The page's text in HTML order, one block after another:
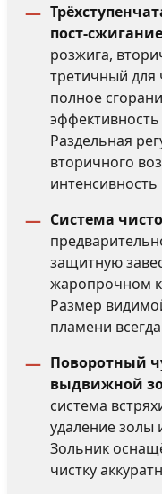
пост-
розжига,
третичный для
полное
Раздельная
вторичного
интенсивность
Система
защитную
жаропрочном
Размер
пламени
Поворотный
выдвижной
система
удаление золы
Зольник
чистку